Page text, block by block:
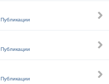
Публикации
Публикации
Публикации